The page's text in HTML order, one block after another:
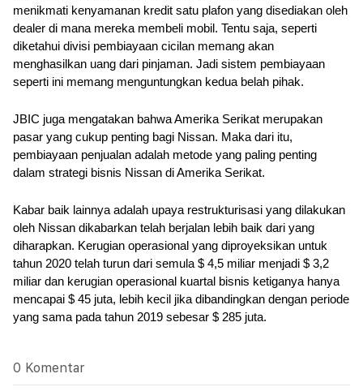
menikmati kenyamanan kredit satu plafon yang disediakan oleh
dealer di mana mereka membeli mobil. Tentu saja, seperti
diketahui divisi pembiayaan cicilan memang akan
menghasilkan uang dari pinjaman. Jadi sistem pembiayaan
seperti ini memang menguntungkan kedua belah pihak.
JBIC juga mengatakan bahwa Amerika Serikat merupakan
pasar yang cukup penting bagi Nissan. Maka dari itu,
pembiayaan penjualan adalah metode yang paling penting
dalam strategi bisnis Nissan di Amerika Serikat.
Kabar baik lainnya adalah upaya restrukturisasi yang dilakukan
oleh Nissan dikabarkan telah berjalan lebih baik dari yang
diharapkan. Kerugian operasional yang diproyeksikan untuk
tahun 2020 telah turun dari semula $ 4,5 miliar menjadi $ 3,2
miliar dan kerugian operasional kuartal bisnis ketiganya hanya
mencapai $ 45 juta, lebih kecil jika dibandingkan dengan periode
yang sama pada tahun 2019 sebesar $ 285 juta.
0 Komentar